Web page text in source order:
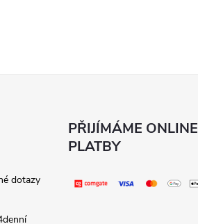
dotazy
PŘIJÍMÁME ONLINE
PLATBY